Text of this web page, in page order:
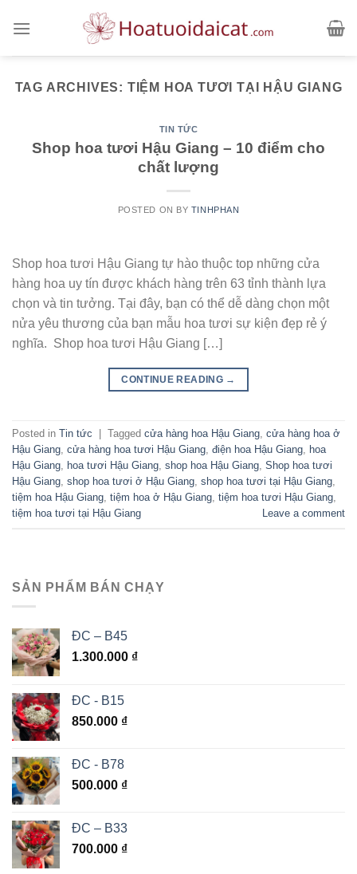
TAG ARCHIVES: TIỆM HOA TƯƠI TẠI HẬU GIANG
TIN TỨC
Shop hoa tươi Hậu Giang – 10 điểm cho
chất lượng
POSTED ON BY TINHPHAN
Shop hoa tươi Hậu Giang tự hào thuộc top những cửa
hàng hoa uy tín được khách hàng trên 63 tỉnh thành lựa
chọn và tin tưởng. Tại đây, bạn có thể dễ dàng chọn một
nửa yêu thương của bạn mẫu hoa tươi sự kiện đẹp rẻ ý
nghĩa. Shop hoa tươi Hậu Giang […]
CONTINUE READING →
Posted in Tin tức Tagged cửa hàng hoa Hậu Giang cửa hàng hoa ở
Hậu Giang cửa hàng hoa tươi Hậu Giang điện hoa Hậu Giang
hoa
Hậu Giang
hoa tươi Hậu Giang shop hoa Hậu Giang Shop hoa tươi
Hậu Giang shop hoa tươi ở Hậu Giang shop hoa tươi tại Hậu Giang
tiệm hoa Hậu Giang tiệm hoa ở Hậu Giang tiệm hoa tươi Hậu Giang
tiệm hoa tươi tại Hậu Giang
Leave a comment
SẢN PHẨM BÁN CHẠY
ĐC – B45
1.300.000 ₫
ĐC - B15
850.000 ₫
ĐC - B78
500.000 ₫
ĐC – B33
700.000 ₫